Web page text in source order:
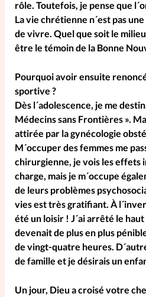
rôle. Toutefois, je pense que
La vie chrétienne n´est pas
de vivre. Quel que soit le
être le témoin de la Bonne
Pourquoi avoir ensuite
sportive ?
Dès l´adolescence, je me
Médecins sans Frontières ».
attirée par la gynécologie
M´occuper des femmes me
chirurgienne, je vois les effets
charge, mais je m´occupe
de leurs problèmes
vies est très gratifiant. À
été un loisir ! J´ai arrêté le
devenait de plus en plus
de vingt-quatre heures.
de famille et je désirais un
Un jour, Dieu a croisé votre